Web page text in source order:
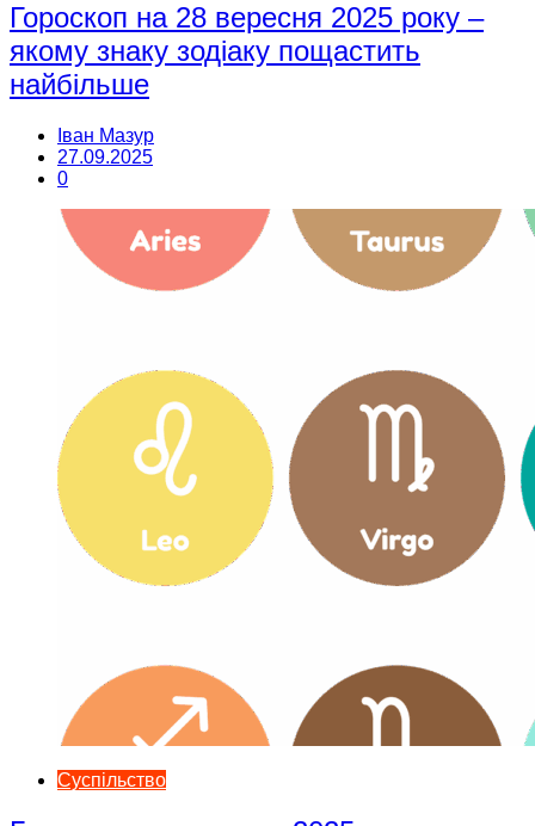
Гороскоп на 28 вересня 2025 року –
якому знаку зодіаку пощастить
найбільше
Іван Мазур
27.09.2025
0
Суспільство